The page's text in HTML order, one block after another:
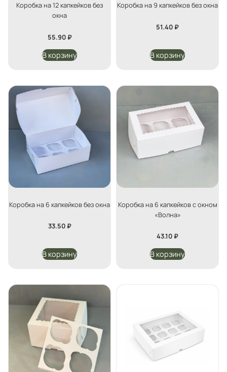
Коробка на 12 капкейков без
окна
55.90 ₽
В корзину
Коробка на 9 капкейков без окна
51.40 ₽
В корзину
Коробка на 6 капкейков без окна
33.50 ₽
В корзину
Коробка на 6 капкейков с окном
«Волна»
43.10 ₽
В корзину